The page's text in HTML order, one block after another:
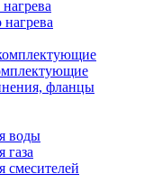
фланцы
воды
газа
смесителей